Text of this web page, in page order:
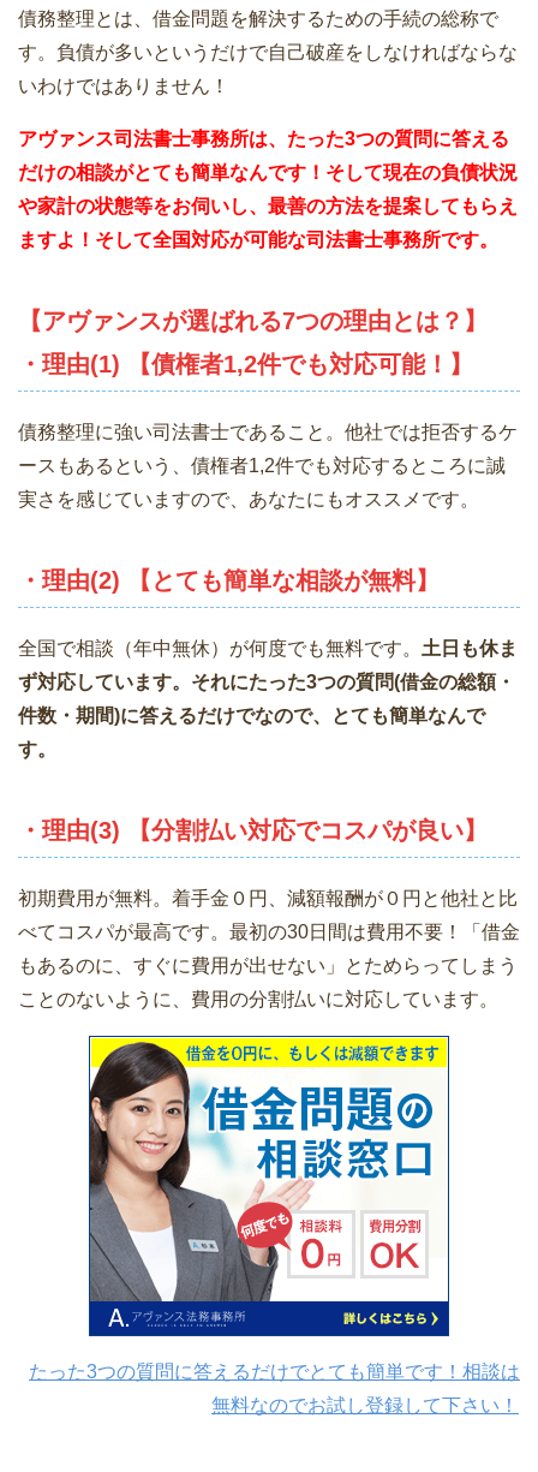
債務整理とは、借金問題を解決するための手続の総称で
す。負債が多いというだけで自己破産をしなければならな
いわけではありません！
アヴァンス司法書士事務所は、 たった3つの質問に答える
だけの相談がとても簡単なんです！そして現在の負債状況
や家計の状態等をお伺いし、最善の方法を提案してもらえ
ますよ！そして全国対応が可能な司法書士事務所です。
【アヴァンスが選ばれる7つの理由とは？】
・理由(1) 【債権者1,2件でも対応可能！】
債務整理に強い司法書士であること。他社では拒否するケ
ースもあるという、債権者1,2件でも対応するところに誠
実さを感じていますので、あなたにもオススメです。
・理由(2) 【とても簡単な相談が無料】
全国で相談（年中無休）が何度でも無料です。 土日も休ま
ず対応しています。それにたった3つの質問(借金の総額・
件数・期間)に答えるだけでなので、とても簡単なんで
す。
・理由(3) 【分割払い対応でコスパが良い】
初期費用が無料。着手金０円、減額報酬が０円と他社と比
べてコスパが最高です。最初の30日間は費用不要！「借金
もあるのに、すぐに費用が出せない」とためらってしまう
ことのないように、費用の分割払いに対応しています。
たった3つの質問に答えるだけでとても簡単です！相談は
無料なのでお試し登録して下さい！